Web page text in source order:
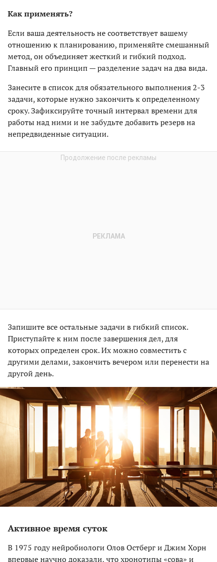
Как применять?
Если ваша деятельность не соответствует вашему
отношению к планированию, применяйте смешанный
метод, он объединяет жесткий и гибкий подход.
Главный его принцип — разделение задач на два вида.
Занесите в список для обязательного выполнения 2-3
задачи, которые нужно закончить к определенному
сроку. Зафиксируйте точный интервал времени для
работы над ними и не забудьте добавить резерв на
непредвиденные ситуации.
Запишите все остальные задачи в гибкий список.
Приступайте к ним после завершения дел, для
которых определен срок. Их можно совместить с
другими делами, закончить вечером или перенести на
другой день.
Активное время суток
В 1975 году нейробиологи Олов Остберг и Джим Хорн
впервые научно доказали, что хронотипы «сова» и